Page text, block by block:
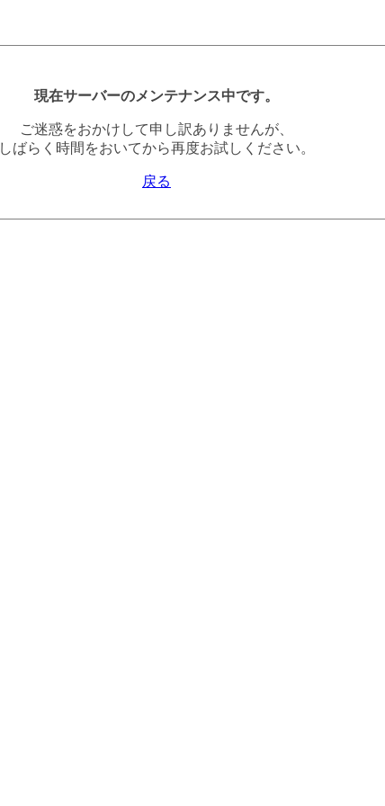
現在サーバーのメンテナンス中です。
ご迷惑をおかけして申し訳ありませんが、
しばらく時間をおいてから再度お試しください。
戻る